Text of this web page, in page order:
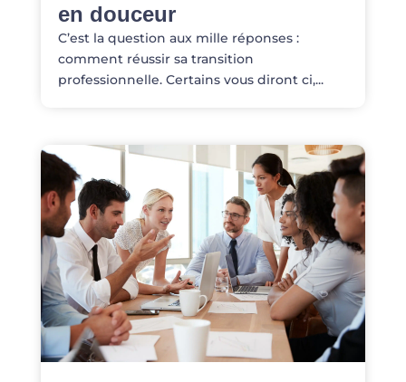
en douceur
C’est la question aux mille réponses :
comment réussir sa transition
professionnelle. Certains vous diront ci,...